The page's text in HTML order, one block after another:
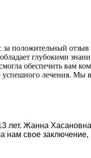
за положительный
глубокими
обеспечить вам
лечения. Мы
лет. Жанна
нам свое